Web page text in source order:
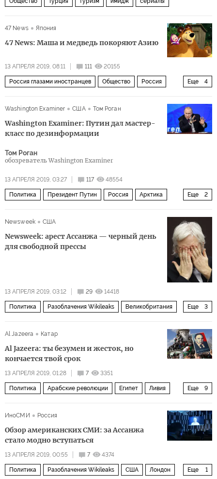
47 News Япония
47 News: Маша и медведь покоряют Азию
13 АПРЕЛЯ 2019, 08:11 111 20155
Еще 4
Россия глазами иностранцев Общество Россия
Washington Examiner
США Том Роган
Washington Examiner: Путин дал мастер-
класс по дезинформации
Том Роган
обозреватель Washington Examiner
13 АПРЕЛЯ 2019, 03:27 117 48554
Еще 2
Политика Президент Путин Россия Арктика
Newsweek
США
Newsweek: арест Ассанжа — черный день
для свободной прессы
13 АПРЕЛЯ 2019, 03:12 29 14418
Еще 3
Политика Разоблачения Wikileaks Великобритания
Al Jazeera
Катар
Al Jazeera: ты безумен и жесток, но
кончается твой срок
13 АПРЕЛЯ 2019, 01:28 7 3351
Еще 9
Политика Арабские революции Египет Ливия
Хосни Мубарак Омар аль-Башир
Абдель Азиз Бутефлика
ИноСМИ Россия
Обзор американских СМИ: за Ассанжа
стало модно вступаться
13 АПРЕЛЯ 2019, 00:55 7 4374
Еще 1
Политика Разоблачения Wikileaks США Лондон